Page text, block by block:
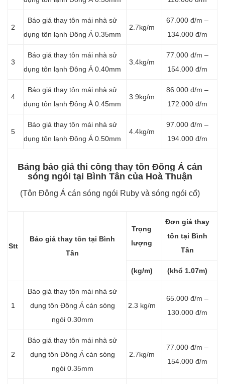
2
Báo giá thay tôn mái nhà sử
dụng tôn lạnh Đông Á 0.35mm
2.7kg/m
67.000 đ/m –
134.000 đ/m
3
Báo giá thay tôn mái nhà sử
dụng tôn lạnh Đông Á 0.40mm
3.4kg/m
77.000 đ/m –
154.000 đ/m
4
Báo giá thay tôn mái nhà sử
dụng tôn lạnh Đông Á 0.45mm
3.9kg/m
86.000 đ/m –
172.000 đ/m
5
Báo giá thay tôn mái nhà sử
dụng tôn lạnh Đông Á 0.50mm
4.4kg/m
97.000 đ/m –
194.000 đ/m
Bảng báo giá thi công thay tôn Đông Á cán
sóng ngói tại Bình Tân của Hoà Thuận
(Tôn Đông Á cán sóng ngói Ruby và sóng ngói cổ)
Stt
Báo giá thay tôn tại Bình
Tân
Trọng
lượng
Đơn giá thay
tôn tại Bình
Tân
(kg/m) (khổ 1.07m)
1
Báo giá thay tôn mái nhà sử
dụng tôn Đông Á cán sóng
ngói 0.30mm
2.3 kg/m
65.000 đ/m –
130.000 đ/m
2
Báo giá thay tôn mái nhà sử
dụng tôn Đông Á cán sóng
ngói 0.35mm
2.7kg/m
77.000 đ/m –
154.000 đ/m